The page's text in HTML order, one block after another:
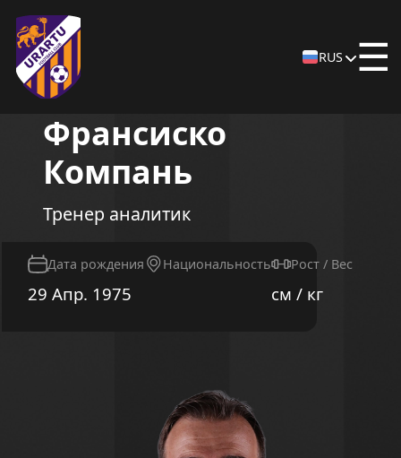
RUS ☰
Франсиско
Компань
Тренер аналитик
Дата рождения
29 Апр. 1975
Национальность Рост / Вес
см / кг